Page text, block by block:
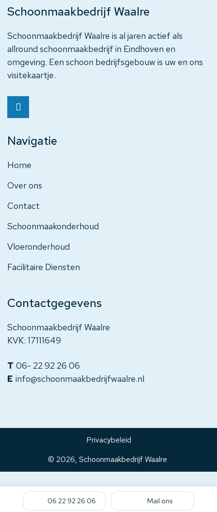
06 22 92 26 06 Mail ons
Schoonmaakbedrijf Waalre
Schoonmaakbedrijf Waalre is al jaren actief als
allround schoonmaakbedrijf in Eindhoven en
omgeving. Een schoon bedrijfsgebouw is uw en ons
visitekaartje.
Navigatie
Home
Over ons
Contact
Schoonmaakonderhoud
Vloeronderhoud
Facilitaire Diensten
Contactgegevens
Schoonmaakbedrijf Waalre
06- 22 92 26 06
info@schoonmaakbedrijfwaalre.nl
KVK: 17111649
© 2026, Schoonmaakbedrijf Waalre
Privacybeleid